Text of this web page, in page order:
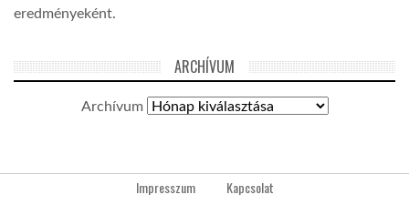
eredményeként.
ARCHÍVUM
Archívum
Impresszum Kapcsolat